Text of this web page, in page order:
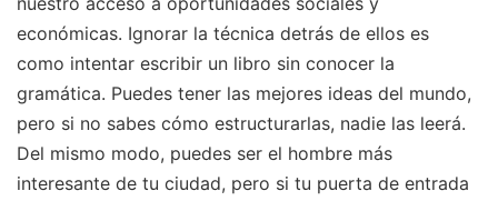
económicas. Ignorar la técnica detrás de ellos es
como intentar escribir un libro sin conocer la
gramática. Puedes tener las mejores ideas del mundo,
pero si no sabes cómo estructurarlas, nadie las leerá.
Del mismo modo, puedes ser el hombre más
interesante de tu ciudad, pero si tu puerta de entrada